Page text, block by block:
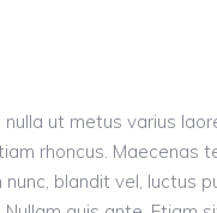
ut metus varius
rhoncus. Maecenas
blandit vel, luctus